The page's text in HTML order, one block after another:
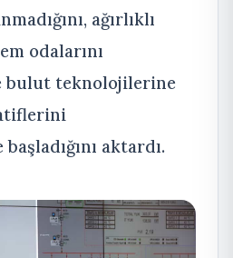
ağırlıklı
odalarını
bulut teknolojilerine
aktardı.